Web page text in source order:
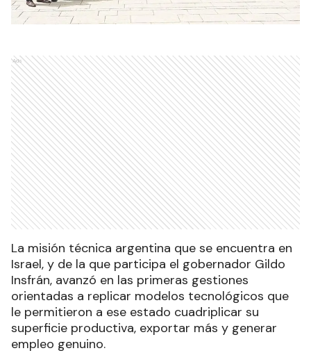
Ads
La misión técnica argentina que se encuentra en
Israel, y de la que participa el gobernador Gildo
Insfrán, avanzó en las primeras gestiones
orientadas a replicar modelos tecnológicos que
le permitieron a ese estado cuadriplicar su
superficie productiva, exportar más y generar
empleo genuino.